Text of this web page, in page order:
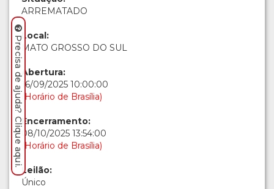
ARREMATADO
Local:
MATO GROSSO DO SUL
Abertura:
16/09/2025 10:00:00
(Horário de Brasília)
Encerramento:
08/10/2025 13:54:00
(Horário de Brasília)
Leilão:
Único
Precisa de ajuda? Clique aqui.